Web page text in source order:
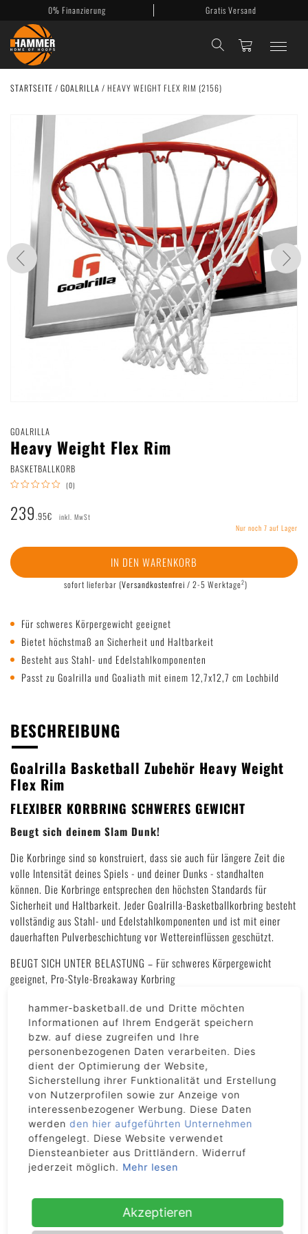
0% Finanzierung Gratis Versand
Mobile Körbe
Basketballanlagen
Backboards
Mein Konto
Kontakt
Deutsch | English
STARTSEITE / GOALRILLA / HEAVY WEIGHT FLEX RIM (2156)
GOALRILLA
Heavy Weight Flex Rim
BASKETBALLKORB
(0)
239 .95€
inkl. MwSt
Nur noch 7 auf Lager
IN DEN WARENKORB
sofort lieferbar (Versandkostenfrei / 2-5 Werktage2)
Für schweres Körpergewicht geeignet
Bietet höchstmaß an Sicherheit und Haltbarkeit
Besteht aus Stahl- und Edelstahlkomponenten
Passt zu Goalrilla und Goaliath mit einem 12,7x12,7 cm Lochbild
BESCHREIBUNG
Goalrilla Basketball Zubehör Heavy Weight
Flex Rim
FLEXIBER KORBRING SCHWERES GEWICHT
Beugt sich deinem Slam Dunk!
Die Korbringe sind so konstruiert, dass sie auch für längere Zeit die
volle Intensität deines Spiels - und deiner Dunks - standhalten
können. Die Korbringe entsprechen den höchsten Standards für
Sicherheit und Haltbarkeit. Jeder Goalrilla-Basketballkorbring besteht
vollständig aus Stahl- und Edelstahlkomponenten und ist mit einer
dauerhaften Pulverbeschichtung vor Wettereinflüssen geschützt.
BEUGT SICH UNTER BELASTUNG – Für schweres Körpergewicht
geeignet, Pro-Style-Breakaway Korbring
Edelstahlkomponenten
KOMPATIBEL - Passt zu einem 12,7 cm x 12,7 cm Lochbild
BEINHALTET: Allwetter-Nylonnetz
(Backboard nicht im Lieferumfang enthalten)
DETAILS
Artikelnummer
Gewicht
hammer-basketball.de und Dritte möchten
Informationen auf Ihrem Endgerät speichern
bzw. auf diese zugreifen und Ihre
personenbezogenen Daten verarbeiten. Dies
dient der Optimierung der Website,
Sicherstellung ihrer Funktionalität und Erstellung
von Nutzerprofilen sowie zur Anzeige von
interessenbezogener Werbung. Diese Daten
werdenden hier aufgeführten Unternehmen
offengelegt. Diese Website verwendet
Diensteanbieter aus Drittländern. Widerruf
jederzeit möglich. Mehr lesen
Akzeptieren